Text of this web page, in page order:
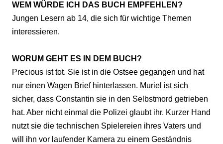
WEM WÜRDE ICH DAS BUCH EMPFEHLEN?
Jungen Lesern ab 14, die sich für wichtige Themen
interessieren.
WORUM GEHT ES IN DEM BUCH?
Precious ist tot. Sie ist in die Ostsee gegangen und hat
nur einen Wagen Brief hinterlassen. Muriel ist sich
sicher, dass Constantin sie in den Selbstmord getrieben
hat. Aber nicht einmal die Polizei glaubt ihr. Kurzer Hand
nutzt sie die technischen Spielereien ihres Vaters und
will ihn vor laufender Kamera zu einem Geständnis